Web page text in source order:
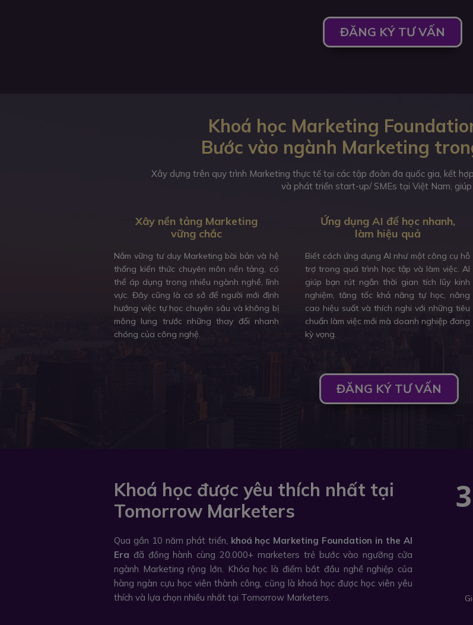
ĐĂNG KÝ TƯ VẤN
Ứng dụng AI để học nhanh,
làm hiệu quả
Biết cách ứng dụng AI như một công cụ hỗ
trợ trong quá trình học tập và làm việc. AI
giúp bạn rút ngắn thời gian tích lũy kinh
nghiệm, tăng tốc khả năng tự học, nâng
cao hiệu suất và thích nghi với những tiêu
chuẩn làm việc mới mà doanh nghiệp đang
kỳ vọng.
Xây nền tảng Marketing
vững chắc
Nắm vững tư duy Marketing bài bản và hệ
thống kiến thức chuyên môn nền tảng, có
thể áp dụng trong nhiều ngành nghề, lĩnh
vực. Đây cũng là cơ sở để người mới định
hướng việc tự học chuyên sâu và không bị
mông lung trước những thay đổi nhanh
chóng của công nghệ.
Khoá học Marketing
Bước vào ngành Marketing
Xây dựng trên quy trình Marketing thực tế tại các tập đoàn đa quốc gia, kết
và phát triển start-up/ SMEs tại Việt Nam, giúp
ĐĂNG KÝ TƯ VẤN
Khoá học được yêu thích nhất tại
Tomorrow Marketers
Qua gần 10 năm phát triển, khoá học Marketing Foundation in the AI
Era đã đồng hành cùng 20.000+ marketers trẻ bước vào ngưỡng cửa
ngành Marketing rộng lớn. Khóa học là điểm bắt đầu nghề nghiệp của
hàng ngàn cựu học viên thành công, cũng là khoá học được học viên yêu
thích và lựa chọn nhiều nhất tại Tomorrow Marketers.